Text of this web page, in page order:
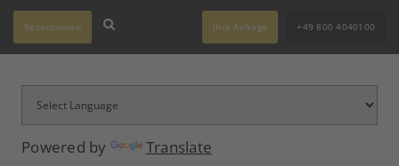
Powered by Translate
Rezensionen Ihre Anfrage +49 800 4040100